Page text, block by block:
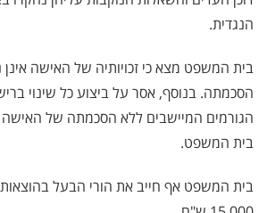
הנגדית.
בית המשפט מצא כי זכויותיה של האישה אינן
הסכמתה. בנוסף, אסר על ביצוע כל שינוי
הגורמים המיישבים ללא הסכמתה של
בית המשפט.
בית המשפט אף חייב את הורי הבעל